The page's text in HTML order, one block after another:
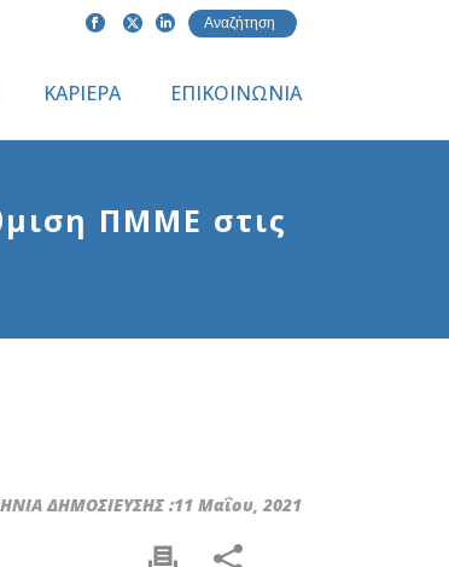
ΚΑΡΙΕΡΑ ΕΠΙΚΟΙΝΩΝΙΑ
ΠΜΜΕ στις
ΔΗΜΟΣΙΕΥΣΗΣ :11 Μαΐου, 2021